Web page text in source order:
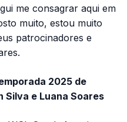
me consagrar aqui em
muito, estou muito
patrocinadores e
2025 de
Silva e Luana Soares